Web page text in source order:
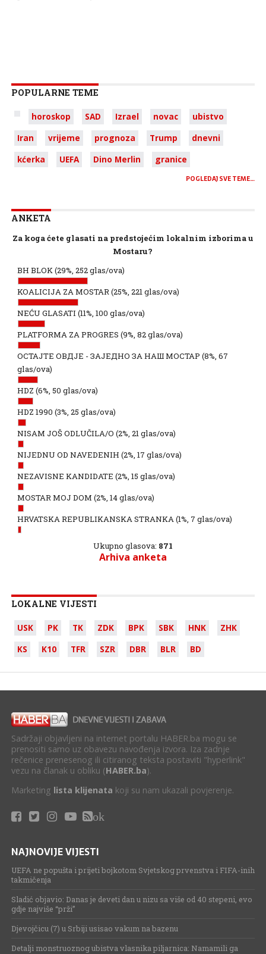
POPULARNE TEME
horoskop SAD Izrael novac
ubistvo
Iran
vrijeme prognoza Trump
dnevni
kćerka
UEFA Dino Merlin granice
POGLEDAJ SVE TEME…
ANKETA
Za koga ćete glasati na predstojećim lokalnim izborima u
Mostaru?
BH BLOK(29%, 252 glas/ova)
KOALICIJA ZA MOSTAR(25%, 221 glas/ova)
NEĆU GLASATI (11%, 100 glas/ova)
PLATFORMA ZA PROGRES (9%, 82 glas/ova)
ОСТАЈТЕ ОВДЈЕ - ЗАЈЕДНО ЗА НАШ МОСТАР (8%, 67
glas/ova)
HDZ (6%, 50 glas/ova)
HDZ 1990 (3%, 25 glas/ova)
NISAM JOŠ ODLUČILA/O (2%, 21 glas/ova)
NIJEDNU OD NAVEDENIH (2%, 17 glas/ova)
NEZAVISNE KANDIDATE (2%, 15 glas/ova)
MOSTAR MOJ DOM (2%, 14 glas/ova)
HRVATSKA REPUBLIKANSKA STRANKA(1%, 7 glas/ova)
Ukupno glasova: 871
Arhiva anketa
LOKALNE VIJESTI
USK PK TK ZDK BPK SBK HNK
ZHK
KS
K10 TFR SZR DBR BLR BD
Sadržaji objavljeni na internet portalu HABER.ba mogu se
prenositi samo uz obavezu navođenja izvora. Iza zadnje
rečenice prenesenog ili citiranog teksta postaviti "hyperlink"
vezu na članak u obliku (HABER.ba).
Marketing lista klijenata koji su nam ukazali povjerenje.
ok
NAJNOVIJE VIJESTI
UEFA ne popušta i prijeti bojkotom Svjetskog prvenstva i FIFA-inih
takmičenja
Sladić objavio: Danas je deveti dan u nizu sa više od 40 stepeni, evo
gdje najviše “prži”
Djevojčicu (7) u Srbiji usisao vakum na bazenu
Detalji monstruoznog ubistva vlasnika piljarnica: Namamili ga